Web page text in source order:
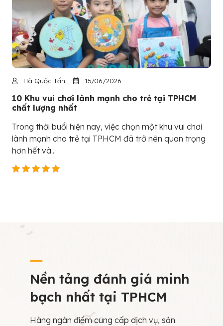
Hà Quốc Tấn 15/06/2026
10 Khu vui chơi lành mạnh cho trẻ tại TPHCM
chất lượng nhất
Trong thời buổi hiện nay, việc chọn một khu vui chơi
lành mạnh cho trẻ tại TPHCM đã trở nên quan trọng
hơn hết và...
Nền tảng đánh giá minh
bạch nhất tại TPHCM
Hàng ngàn điểm cung cấp dịch vụ, sản